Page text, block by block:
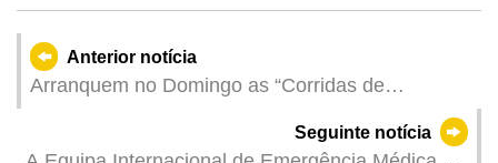
Anterior notícia
Arranquem no Domingo as “Corridas de
Seguinte notícia